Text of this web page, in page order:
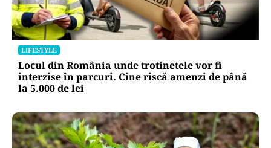
LIFESTYLE
Locul din România unde trotinetele vor fi
interzise în parcuri. Cine riscă amenzi de până
la 5.000 de lei